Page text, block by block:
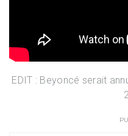
EDIT : Beyoncé serait